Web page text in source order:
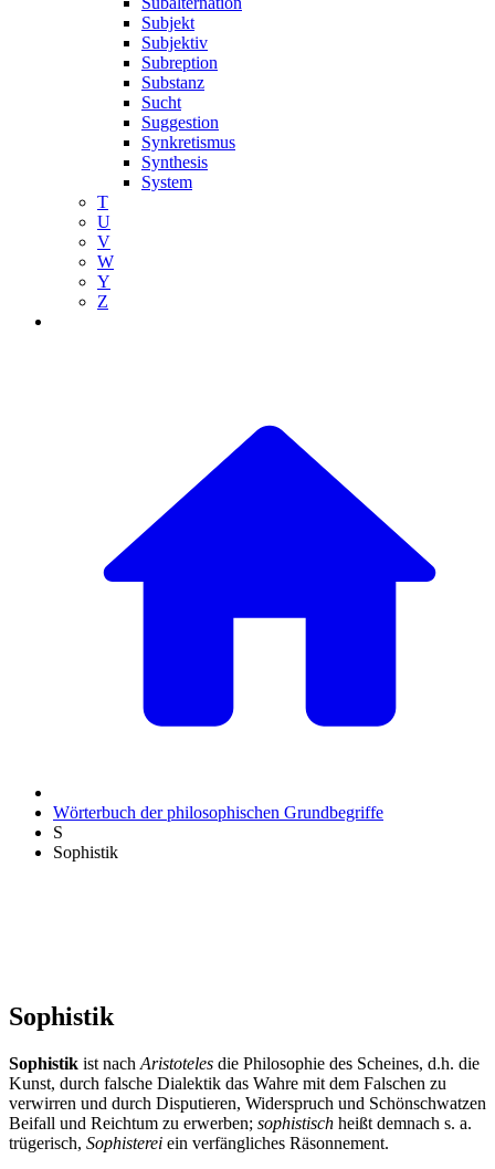
Subjekt
Subjektiv
Subreption
Substanz
Sucht
Suggestion
Synkretismus
Synthesis
System
T
U
V
W
Y
Z
Wörterbuch der philosophischen Grundbegriffe
S
Sophistik
Sophistik
Sophistik ist nach Aristoteles die Philosophie des Scheines, d.h. die
Kunst, durch falsche Dialektik das Wahre mit dem Falschen zu
verwirren und durch Disputieren, Widerspruch und Schönschwatzen
Beifall und Reichtum zu erwerben; sophistisch heißt demnach s. a.
trügerisch, Sophisterei ein verfängliches Räsonnement.